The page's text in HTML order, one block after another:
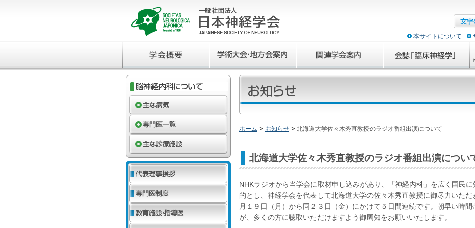
本サイトについて
ホーム お知らせ 北海道大学佐々木秀直教授のラジオ番組出演について
北海道大学佐々木秀直教授のラジオ番組出演につい
NHKラジオから当学会に取材申し込みがあり、「神経内科」を広く国民
的とし、神経学会を代表して北海道大学の佐々木秀直教授に御尽力いただ
月１９日（月）から同２３日（金）にかけて５日間連続です。朝早い時
が、多くの方に聴取いただけますよう御周知をお願いいたします。